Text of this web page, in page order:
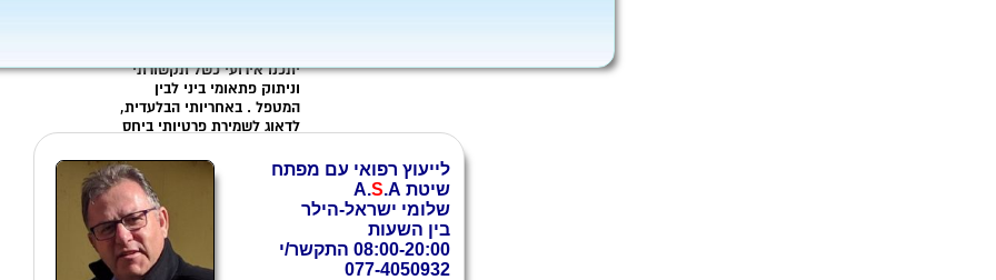
לייעוץ רפואי עם מפתח
שיטת
S.A
שלומי ישראל-הילר
בין השעות
08:00-20:00 התקשר/י
077-4050932